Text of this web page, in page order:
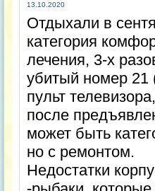
13.10.2020
Отдыхали в
категория
лечения, 3-х
убитый номер
пульт
после
может быть
но с ремонтом.
Недостатки